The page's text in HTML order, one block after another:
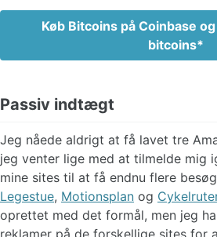
Køb Bitcoins på Coinbase
bitcoins
Passiv indtægt
Jeg nåede aldrigt at få lavet tre
jeg venter lige med at tilmelde mig
mine sites til at få endnu flere
Legestue, Motionsplan og
oprettet med det formål, men jeg